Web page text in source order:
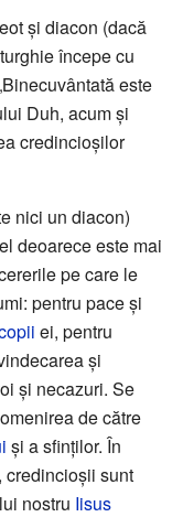
și diacon (dacă
începe cu
este
Duh, acum și
credincioșilor
nici un diacon)
deoarece este mai
pe care le
pentru pace și
ei, pentru
și
și necazuri. Se
de către
și a sfinților. În
credincioșii sunt
nostru Iisus